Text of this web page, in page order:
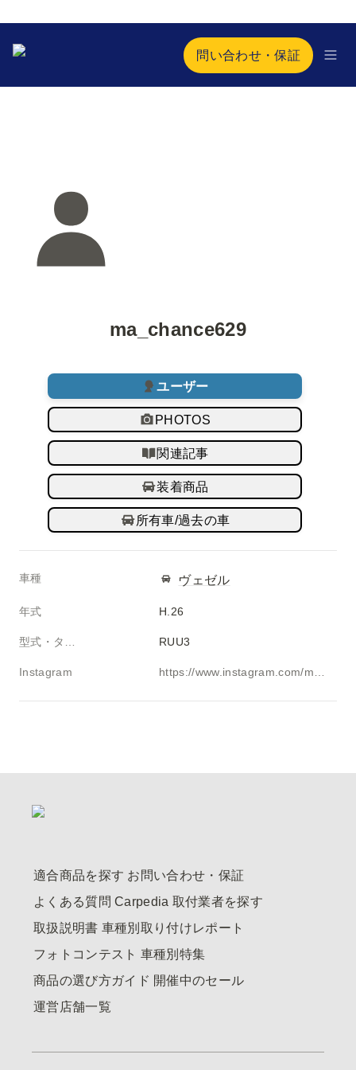
問い合わせ・保証
ma_chance629
ユーザー
PHOTOS
関連記事
装着商品
所有車/過去の車
車種 ヴェゼル
年式 H.26
RUU3
Instagram
適合商品を探す お問い合わせ・保証
よくある質問 Carpedia 取付業者を探す
取扱説明書 車種別取り付けレポート
フォトコンテスト 車種別特集
商品の選び方ガイド 開催中のセール
運営店舗一覧